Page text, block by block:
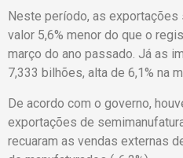
Neste período, as exportações
valor 5,6% menor do que o
março do ano passado. Já as
7,333 bilhões, alta de 6,1% na
De acordo com o governo,
exportações de
recuaram as vendas externas